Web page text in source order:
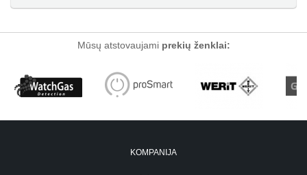
Mūsų atstovaujami prekių ženklai:
KOMPANIJA